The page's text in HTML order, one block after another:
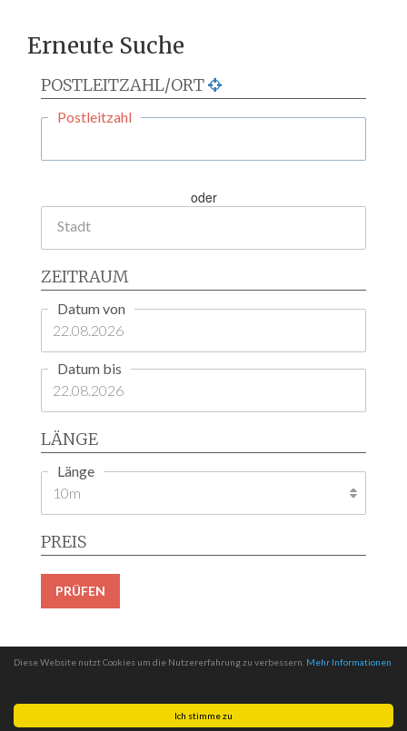
Ich stimme zu
Diese Website nutzt Cookies um die Nutzererfahrung zu verbessern. Mehr Informationen
Erneute Suche
POSTLEITZAHL/ORT
Postleitzahl
oder
Stadt
ZEITRAUM
Datum von
Datum bis
LÄNGE
Länge
PREIS
PRÜFEN